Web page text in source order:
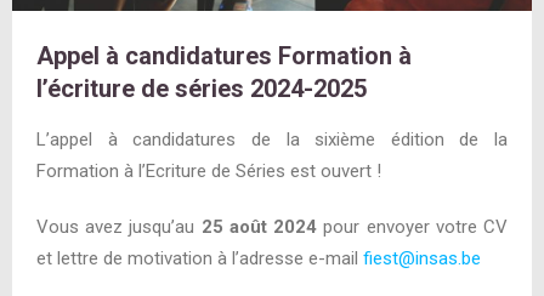
Appel à candidatures Formation à
l’écriture de séries 2024-2025
L’appel à candidatures de la sixième édition de la
Formation à l’Ecriture de Séries est ouvert !
Vous avez jusqu’au 25 août 2024 pour envoyer votre CV
et lettre de motivation à l’adresse e-mail fiest@insas.be